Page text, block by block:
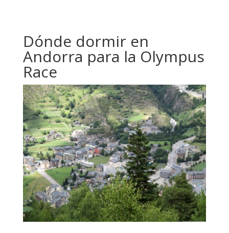
Dónde dormir en
Andorra para la Olympus
Race